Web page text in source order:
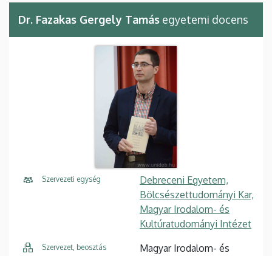
Dr. Fazakas Gergely Tamás egyetemi docens
Szervezeti egység
Debreceni Egyetem,
Bölcsészettudományi Kar,
Magyar Irodalom- és
Kultúratudományi Intézet
Szervezet, beosztás
Magyar Irodalom- és